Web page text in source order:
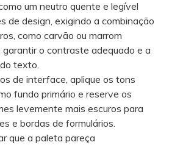
um neutro quente e legível
de design, exigindo a combinação
como carvão ou marrom
garantir o contraste adequado e a
texto.
de interface, aplique os tons
fundo primário e reserve os
levemente mais escuros para
e bordas de formulários.
que a paleta pareça